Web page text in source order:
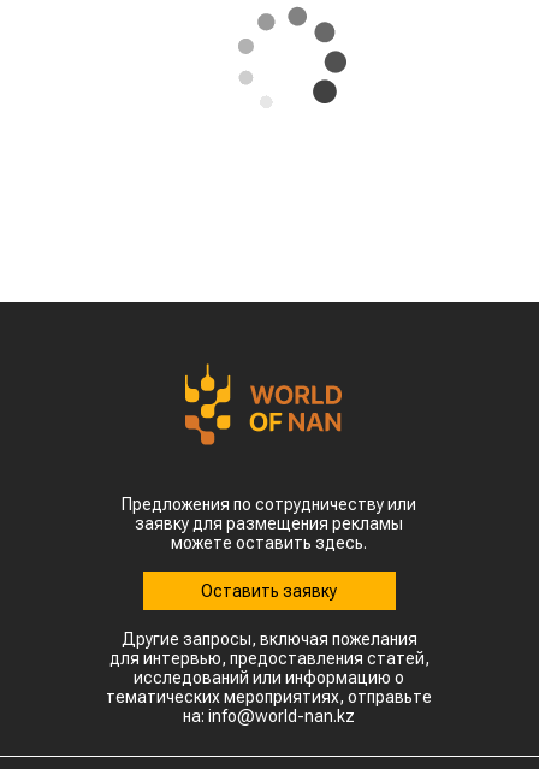
Предложения по сотрудничеству или
заявку для размещения рекламы
можете оставить здесь.
Оставить заявку
Другие запросы, включая пожелания
для интервью, предоставления статей,
исследований или информацию о
тематических мероприятиях, отправьте
на: info@world-nan.kz